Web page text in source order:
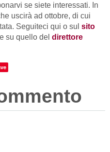
se siete interessati. In
uscirà ad ottobre, di cui
Seguiteci qui o sul sito
su quello del direttore